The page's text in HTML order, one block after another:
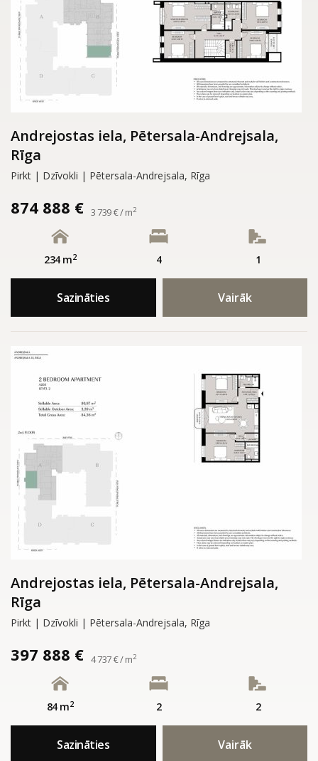
Andrejostas iela, Pētersala-Andrejsala,
Rīga
Pirkt | Dzīvokli | Pētersala-Andrejsala, Rīga
874 888 € 3 739 € / m2
234 m2 4 1
Sazināties Vairāk
Andrejostas iela, Pētersala-Andrejsala,
Rīga
Pirkt | Dzīvokli | Pētersala-Andrejsala, Rīga
397 888 € 4 737 € / m2
84 m2 2 2
Sazināties Vairāk